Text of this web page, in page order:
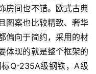
房间也不错。欧式古典
图案也比较精致、奢华
偏向于简约，采用的材
体现的就是整个框架的
Q-235A级钢铁，A级